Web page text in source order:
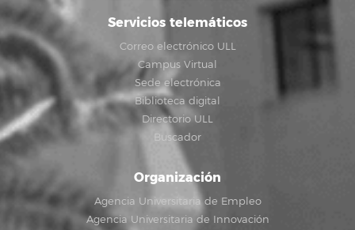
Servicios telemáticos
Correo electrónico ULL
Campus Virtual
Sede electrónica
Biblioteca digital
Directorio ULL
Buscador
Organización
Agencia Universitaria de Empleo
Agencia Universitaria de Innovación